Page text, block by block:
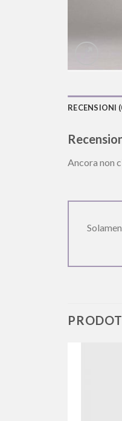
RECENSIONI
Ancora non